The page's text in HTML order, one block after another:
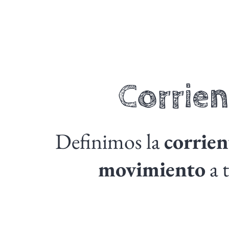
Definimos la
movimientoa